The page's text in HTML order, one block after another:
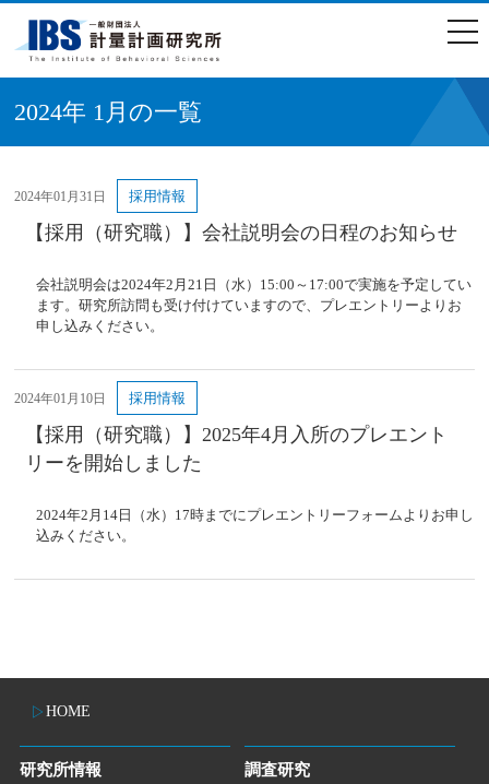
2024年 1月の一覧
2024年01月31日 採用情報
【採用（研究職）】会社説明会の日程のお知らせ
会社説明会は2024年2月21日（水）15:00～17:00で実施を予定してい
ます。研究所訪問も受け付けていますので、プレエントリーよりお
申し込みください。
2024年01月10日 採用情報
【採用（研究職）】2025年4月入所のプレエント
リーを開始しました
2024年2月14日（水）17時までにプレエントリーフォームよりお申し
込みください。
HOME
研究所情報 調査研究